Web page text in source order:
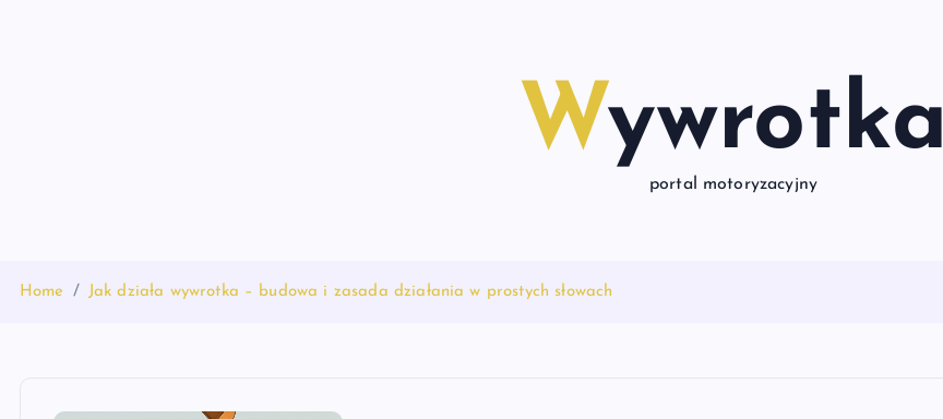
Wywrotka
portal motoryzacyjny
Home Jak działa wywrotka – budowa i zasada działania w prostych słowach